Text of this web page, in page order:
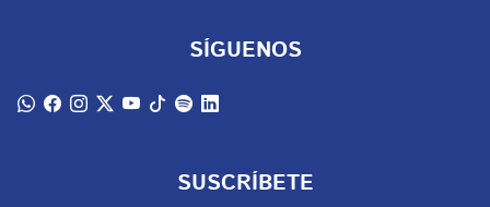
SÍGUENOS
SUSCRÍBETE